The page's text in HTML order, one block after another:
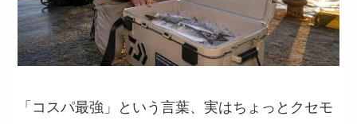
「コスパ最強」という言葉、実はちょっとクセモ